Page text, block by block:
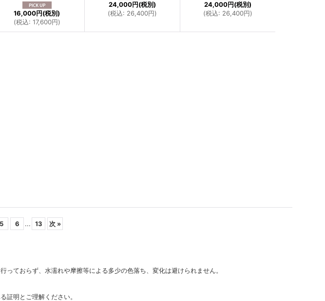
16,000円(税別)
(税込: 17,600円)
24,000円(税別)
(税込: 26,400円)
24,000円(税別)
(税込: 26,400円)
5 6 ... 13 次 »
ておらず、水濡れや摩擦等による多少の色落ち、変化は避けられません。
証明とご理解ください。